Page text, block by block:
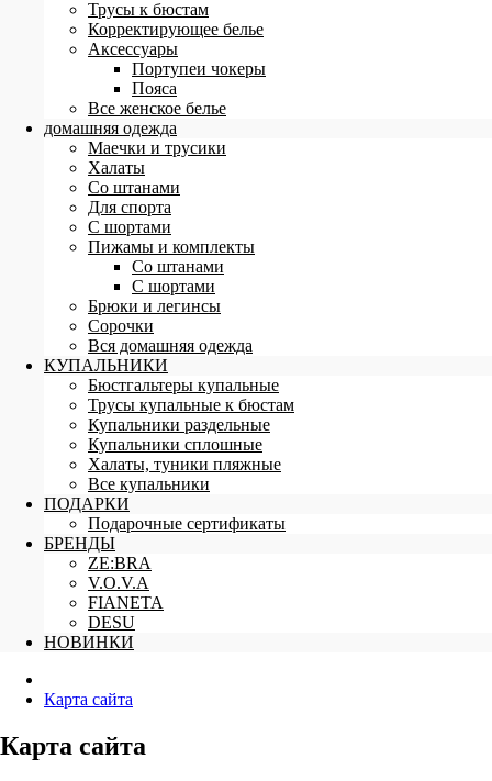
Трусы к бюстам
Корректирующее белье
Аксессуары
Портупеи чокеры
Пояса
Все женское белье
домашняя одежда
Маечки и трусики
Халаты
Со штанами
Для спорта
С шортами
Пижамы и комплекты
Со штанами
С шортами
Брюки и легинсы
Сорочки
Вся домашняя одежда
КУПАЛЬНИКИ
Бюстгальтеры купальные
Трусы купальные к бюстам
Купальники раздельные
Купальники сплошные
Халаты, туники пляжные
Все купальники
ПОДАРКИ
Подарочные сертификаты
БРЕНДЫ
ZE:BRA
V.O.V.A
FIANETA
DESU
НОВИНКИ
Карта сайта
Карта сайта